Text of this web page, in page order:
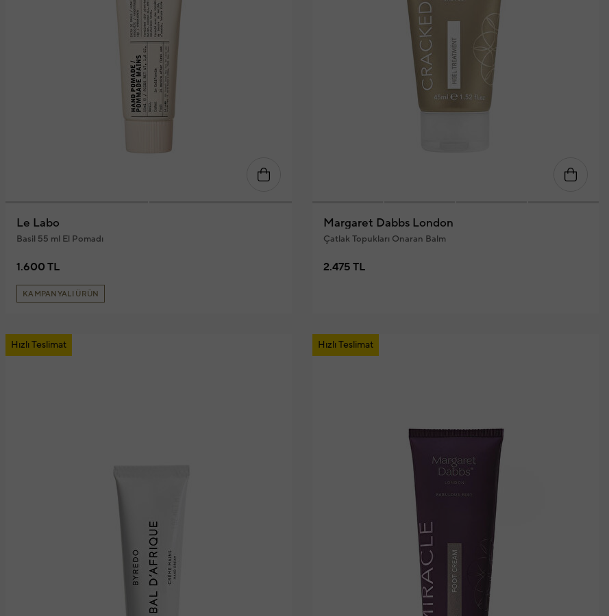
Le Labo
Basil 55 ml El Pomadı
1.600 TL
KAMPANYALI ÜRÜN
Margaret Dabbs London
Çatlak Topukları Onaran Balm
2.475 TL
Hızlı Teslimat Hızlı Teslimat